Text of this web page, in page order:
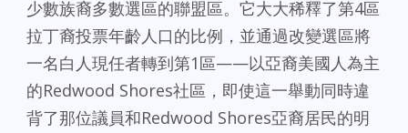
少數族裔多數選區的聯盟區。它大大稀釋了第4區
拉丁裔投票年齡人口的比例，並通過改變選區將
一名白人現任者轉到第1區——以亞裔美國人為主
的Redwood Shores社區，即使這一舉動同時違
背了那位議員和Redwood Shores亞裔居民的明